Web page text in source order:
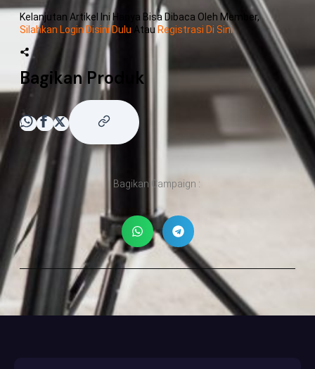
Kelanjutan Artikel Ini Hanya Bisa Dibaca Oleh Member,
Silahkan Login Disini Dulu Atau Registrasi Di Sini
Bagikan Produk
Bagikan Campaign :